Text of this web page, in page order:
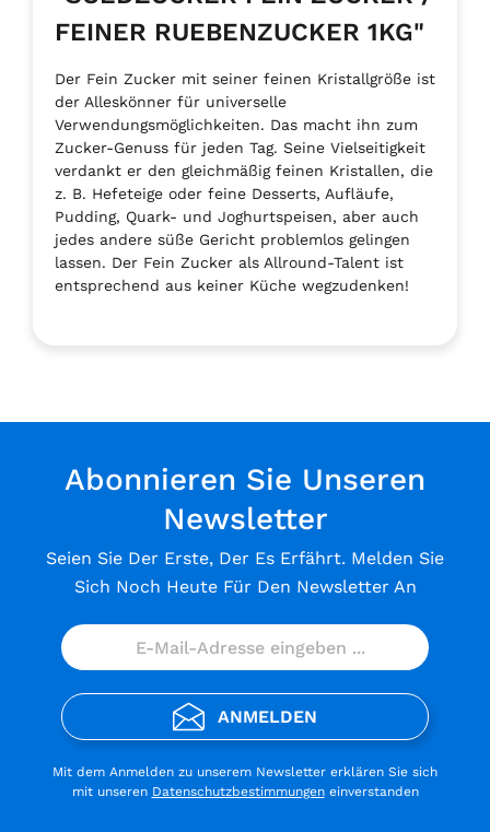
FEINER RUEBENZUCKER 1KG"
Der Fein Zucker mit seiner feinen Kristallgröße ist
der Alleskönner für universelle
Verwendungsmöglichkeiten. Das macht ihn zum
Zucker-Genuss für jeden Tag. Seine Vielseitigkeit
verdankt er den gleichmäßig feinen Kristallen, die
z. B. Hefeteige oder feine Desserts, Aufläufe,
Pudding, Quark- und Joghurtspeisen, aber auch
jedes andere süße Gericht problemlos gelingen
lassen. Der Fein Zucker als Allround-Talent ist
entsprechend aus keiner Küche wegzudenken!
Abonnieren Sie Unseren
Newsletter
Seien Sie Der Erste, Der Es Erfährt. Melden Sie
Sich Noch Heute Für Den Newsletter An
ANMELDEN
Mit dem Anmelden zu unserem Newsletter erklären Sie sich
mit unseren Datenschutzbestimmungeneinverstanden